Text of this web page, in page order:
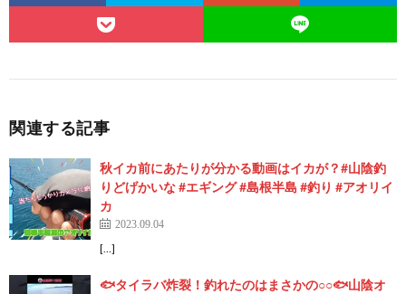
関連する記事
秋イカ前にあたりが分かる動画はイカが？#山陰釣
りどげかいな #エギング #島根半島 #釣り #アオリイ
カ
2023.09.04
[…]
🐟タイラバ炸裂！釣れたのはまさかの○○🐟山陰オ